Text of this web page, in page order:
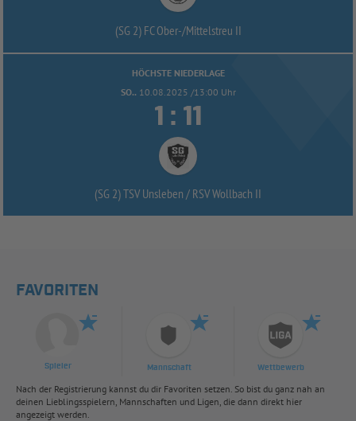
(SG 2) FC Ober-/Mittelstreu II
HÖCHSTE NIEDERLAGE
SO.. 10.08.2025 /13:00 Uhr
 : 
(SG 2) TSV Unsleben / RSV Wollbach II
FAVORITEN
Spieler Mannschaft Wettbewerb
Nach der Registrierung kannst du dir Favoriten setzen. So bist du ganz nah an
deinen Lieblingsspielern, Mannschaften und Ligen, die dann direkt hier
angezeigt werden.